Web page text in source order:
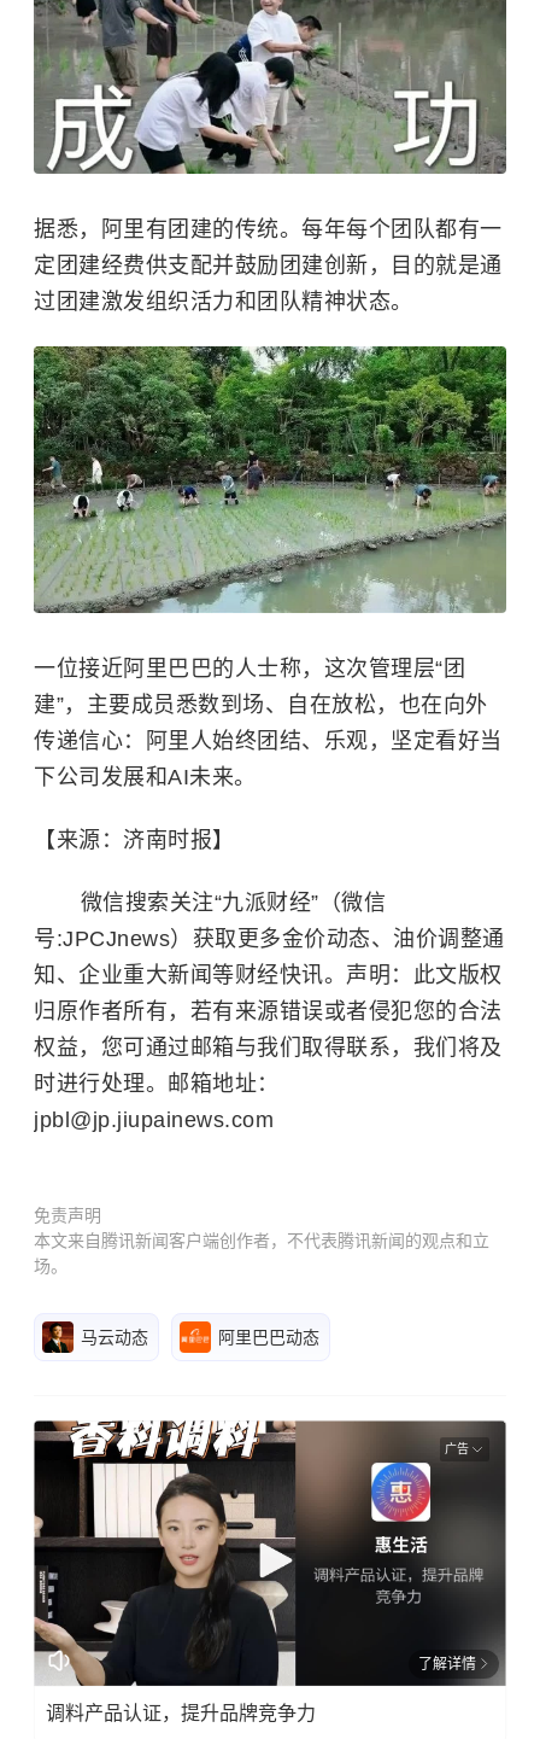
据悉，阿里有团建的传统。每年每个团队都有一
定团建经费供支配并鼓励团建创新，目的就是通
过团建激发组织活力和团队精神状态。
一位接近阿里巴巴的人士称，这次管理层“团
建”，主要成员悉数到场、自在放松，也在向外
传递信心：阿里人始终团结、乐观，坚定看好当
下公司发展和AI未来。
【来源：济南时报】
微信搜索关注“九派财经”（微信
号:JPCJnews）获取更多金价动态、油价调整通
知、企业重大新闻等财经快讯。声明：此文版权
归原作者所有，若有来源错误或者侵犯您的合法
权益，您可通过邮箱与我们取得联系，我们将及
时进行处理。邮箱地址：
jpbl@jp.jiupainews.com
免责声明
本文来自腾讯新闻客户端创作者，不代表腾讯新闻的观点和立
场。
马云动态 阿里巴巴动态
广告
了解详情
调料产品认证，提升品牌竞争力